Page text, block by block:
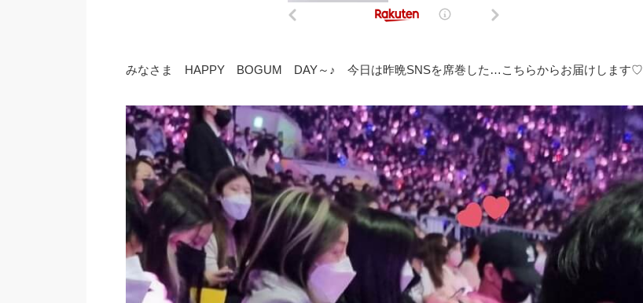
みなさま HAPPY BOGUM DAY～♪ 今日は昨晩SNSを席巻した…こちらからお届けします♡